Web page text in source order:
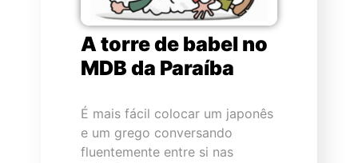
A torre de babel no
MDB da Paraíba
É mais fácil colocar um japonês
e um grego conversando
fluentemente entre si nas